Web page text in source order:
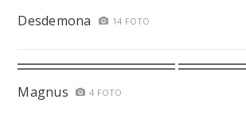
Desdemona 14 FOTO
Magnus 4 FOTO